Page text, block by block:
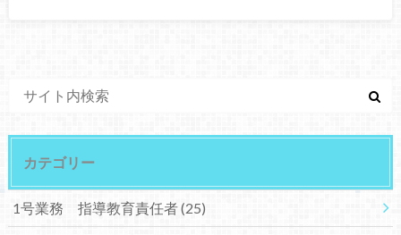
カテゴリー
1号業務 指導教育責任者(25)